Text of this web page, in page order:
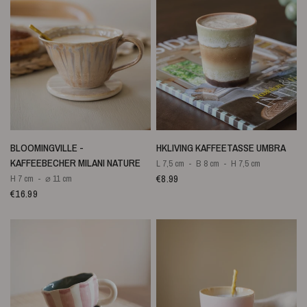
SCHNELLANSICHT
BLOOMINGVILLE -
KAFFEEBECHER MILANI NATURE
H 7 cm ⌀ 11 cm
€16.99
SCHNELLANSICHT
HKLIVING KAFFEETASSE UMBRA
L 7,5 cm B 8 cm H 7,5 cm
€8.99